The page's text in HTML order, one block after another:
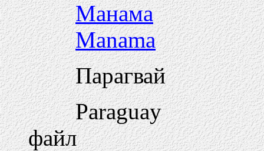
Манама
Manama
Парагвай
Paraguay
файл